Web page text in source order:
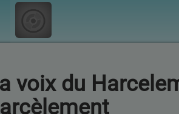
voix du